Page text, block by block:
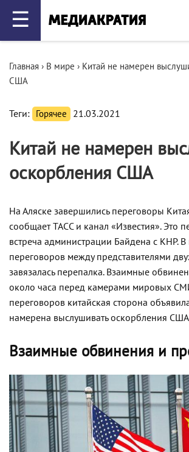
☰
Главная › В мире › Китай не намерен
США
Теги: Горячее 21.03.2021
Китай не намерен
оскорбления США
На Аляске завершились переговоры
сообщает ТАСС и канал «Известия». Это
встреча администрации Байдена с КНР. В
переговоров между представителями
завязалась перепалка. Взаимные
около часа перед камерами мировых
переговоров китайская сторона
намерена выслушивать оскорбления
Взаимные обвинения и